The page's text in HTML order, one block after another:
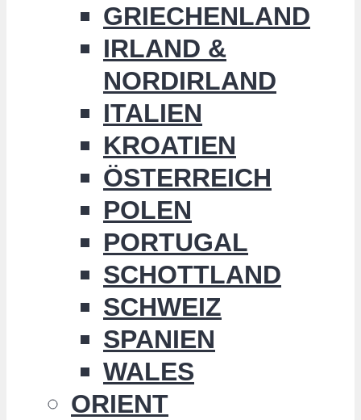
GRIECHENLAND
IRLAND &
NORDIRLAND
ITALIEN
KROATIEN
ÖSTERREICH
POLEN
PORTUGAL
SCHOTTLAND
SCHWEIZ
SPANIEN
WALES
ORIENT